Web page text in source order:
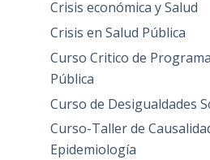
Crisis económica y Salud
Crisis en Salud Pública
Curso Critico de
Pública
Curso de Desigualdades
Curso-Taller de
Epidemiología